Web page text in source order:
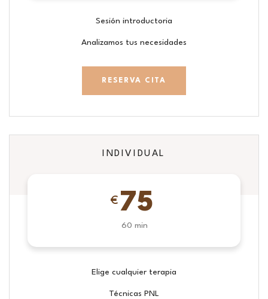
Sesión introductoria
Analizamos tus necesidades
RESERVA CITA
INDIVIDUAL
€ 75
60 min
Elige cualquier terapia
Técnicas PNL